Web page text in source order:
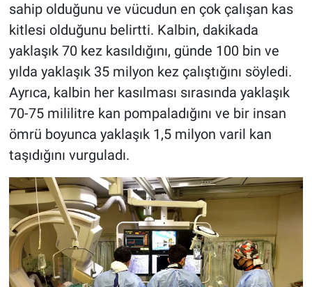
sahip olduğunu ve vücudun en çok çalışan kas
kitlesi olduğunu belirtti. Kalbin, dakikada
yaklaşık 70 kez kasıldığını, günde 100 bin ve
yılda yaklaşık 35 milyon kez çalıştığını söyledi.
Ayrıca, kalbin her kasılması sırasında yaklaşık
70-75 mililitre kan pompaladığını ve bir insan
ömrü boyunca yaklaşık 1,5 milyon varil kan
taşıdığını vurguladı.